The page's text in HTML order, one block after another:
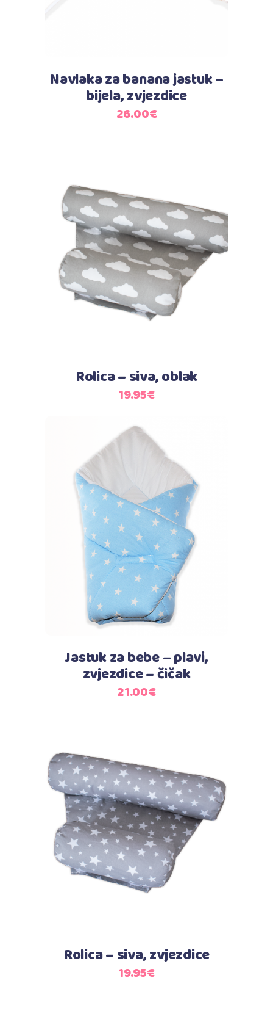
Navlaka za banana jastuk –
bijela, zvjezdice
26.00€
Dodaj u košaricu
Rolica – siva, oblak
19.95€
Dodaj u košaricu
Jastuk za bebe – plavi,
zvjezdice – čičak
21.00€
Dodaj u košaricu
Rolica – siva, zvjezdice
19.95€